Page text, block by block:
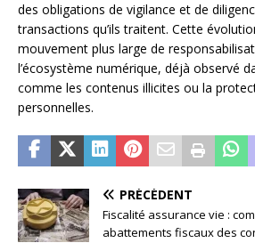
des obligations de vigilance et de
transactions qu’ils traitent. Cette
mouvement plus large de
l’écosystème numérique, déjà observé
comme les contenus illicites ou la
personnelles.
PRÉCÉDENT
Fiscalité assurance vie :
abattements fiscaux des